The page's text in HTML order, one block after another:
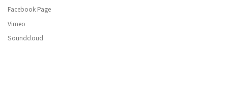
Facebook Page
Vimeo
Soundcloud